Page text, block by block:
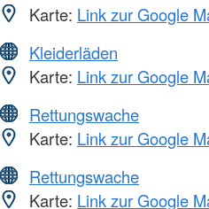
Karte: Link zur Google
Kleiderläden
Karte: Link zur Google
Rettungswache
Karte: Link zur Google
Rettungswache
Karte: Link zur Google